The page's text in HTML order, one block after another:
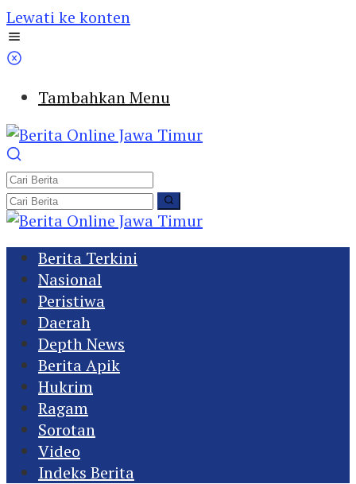
Lewati ke konten
Tambahkan Menu
Berita Terkini
Nasional
Peristiwa
Daerah
Depth News
Berita Apik
Hukrim
Ragam
Sorotan
Video
Indeks Berita